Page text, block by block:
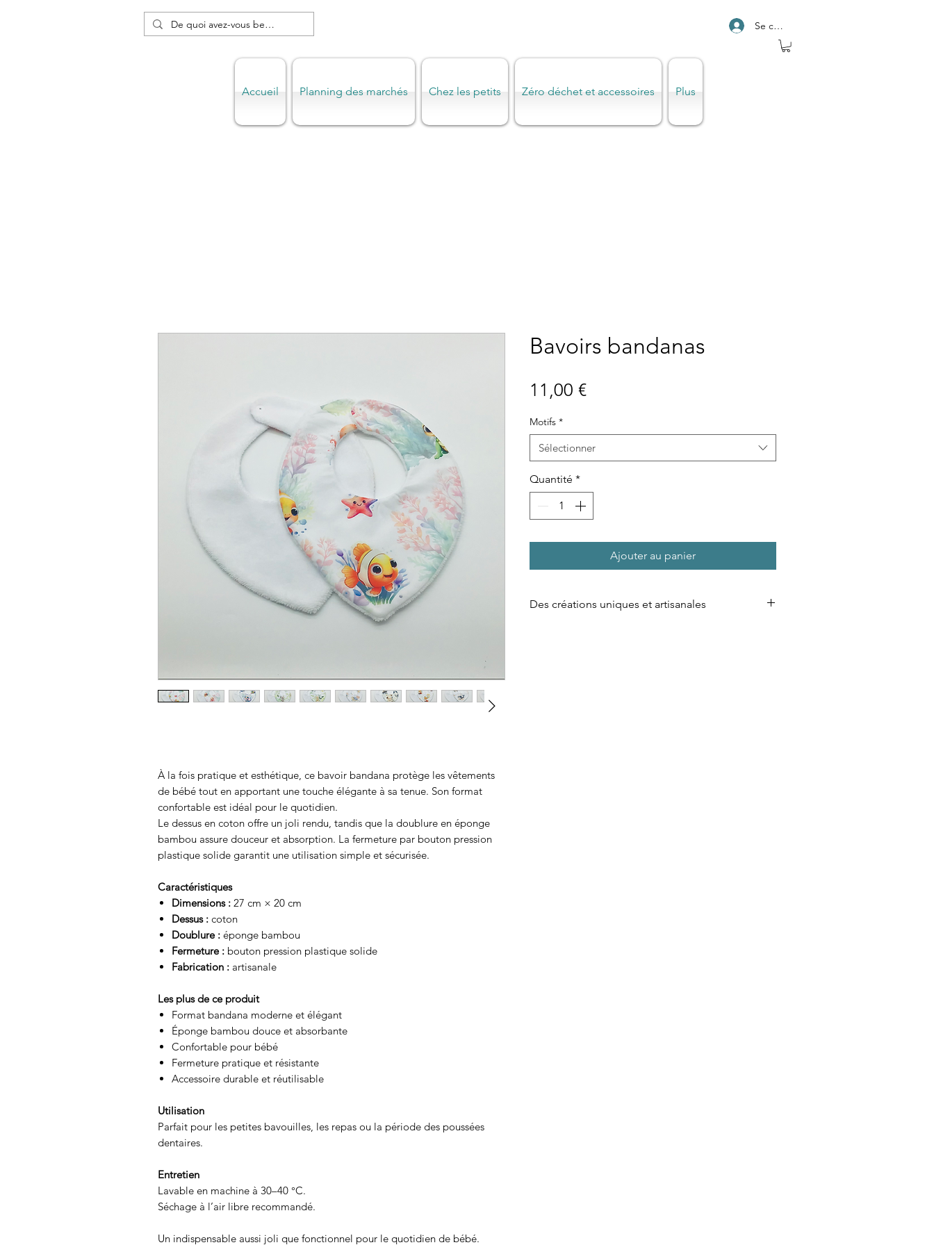
Se connecter
Accueil Planning des marchés Chez les petits Zéro déchet et accessoires Plus
À la fois pratique et esthétique, ce bavoir bandana protège les vêtements
de bébé tout en apportant une touche élégante à sa tenue. Son format
confortable est idéal pour le quotidien.
Le dessus en coton offre un joli rendu, tandis que la doublure en éponge
bambou assure douceur et absorption. La fermeture par bouton pression
plastique solide garantit une utilisation simple et sécurisée.
Caractéristiques
Dimensions : 27 cm × 20 cm
Dessus : coton
Doublure : éponge bambou
Fermeture : bouton pression plastique solide
Fabrication : artisanale
Les plus de ce produit
Format bandana moderne et élégant
Éponge bambou douce et absorbante
Confortable pour bébé
Fermeture pratique et résistante
Accessoire durable et réutilisable
Utilisation
Parfait pour les petites bavouilles, les repas ou la période des poussées
dentaires.
Entretien
Lavable en machine à 30–40 °C.
Séchage à l’air libre recommandé.
Un indispensable aussi joli que fonctionnel pour le quotidien de bébé.
Bavoirs bandanas
11,00 €Prix
Motifs *
Sélectionner
Quantité *
Ajouter au panier
Des créations uniques et artisanales